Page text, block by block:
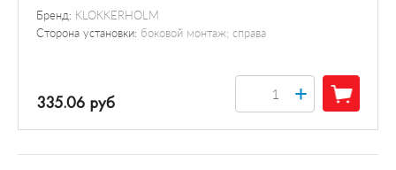
Бренд: KLOKKERHOLM
Сторона установки: боковой монтаж; справа
335.06 руб +